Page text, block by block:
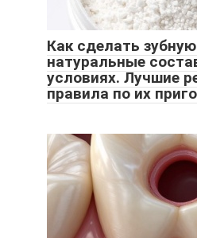
Как сделать
натуральные
условиях. Лучшие
правила по их